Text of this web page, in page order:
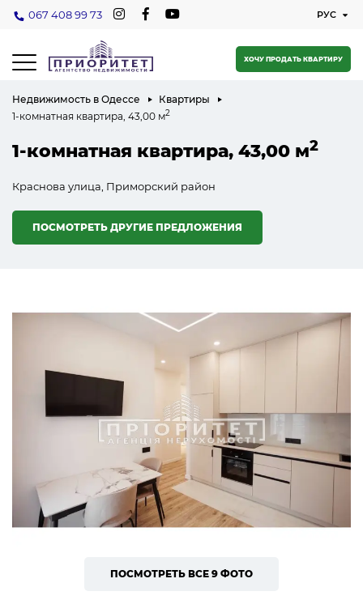
067 408 99 73
ХОЧУ ПРОДАТЬ КВАРТИРУ
Недвижимость в Одессе
Квартиры
1-комнатная квартира, 43,00 м2
1-комнатная квартира, 43,00 м2
Краснова улица, Приморский район
ПОСМОТРЕТЬ ДРУГИЕ ПРЕДЛОЖЕНИЯ
ПОСМОТРЕТЬ ВСЕ 9 ФОТО